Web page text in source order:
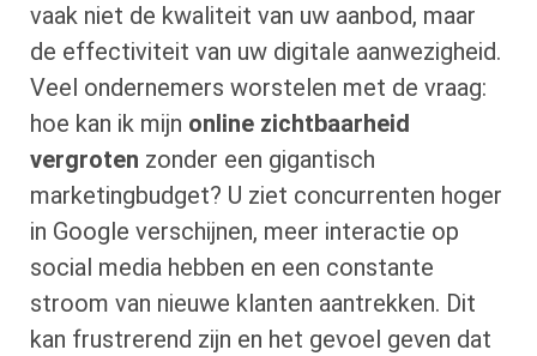
vaak niet de kwaliteit van uw aanbod, maar
de effectiviteit van uw digitale aanwezigheid.
Veel ondernemers worstelen met de vraag:
hoe kan ik mijn online zichtbaarheid
vergroten zonder een gigantisch
marketingbudget? U ziet concurrenten hoger
in Google verschijnen, meer interactie op
social media hebben en een constante
stroom van nieuwe klanten aantrekken. Dit
kan frustrerend zijn en het gevoel geven dat